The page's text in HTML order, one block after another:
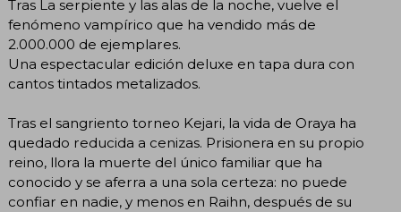
Tras La serpiente y las alas de la noche, vuelve el
fenómeno vampírico que ha vendido más de
2.000.000 de ejemplares.
Una espectacular edición deluxe en tapa dura con
cantos tintados metalizados.
Tras el sangriento torneo Kejari, la vida de Oraya ha
quedado reducida a cenizas. Prisionera en su propio
reino, llora la muerte del único familiar que ha
conocido y se aferra a una sola certeza: no puede
confiar en nadie, y menos en Raihn, después de su